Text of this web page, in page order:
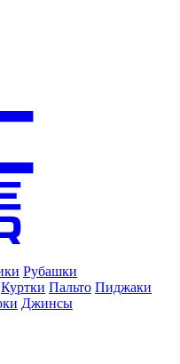
Рубашки
Куртки Пальто Пиджаки
Джинсы